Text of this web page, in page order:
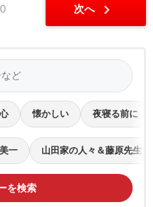
次へ chevron_right
懐かしい 夜寝る前に
一 山田家の人々＆藤原先生
を検索